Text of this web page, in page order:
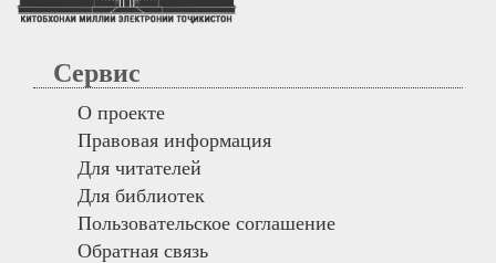
Сервис
О проекте
Правовая информация
Для читателей
Для библиотек
Пользовательское соглашение
Обратная связь